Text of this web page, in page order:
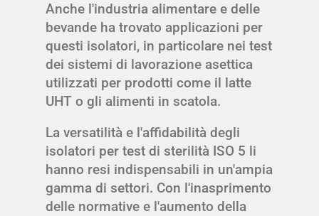
Anche l'industria alimentare e delle
bevande ha trovato applicazioni per
questi isolatori, in particolare nei test
dei sistemi di lavorazione asettica
utilizzati per prodotti come il latte
UHT o gli alimenti in scatola.
La versatilità e l'affidabilità degli
isolatori per test di sterilità ISO 5 li
hanno resi indispensabili in un'ampia
gamma di settori. Con l'inasprimento
delle normative e l'aumento della